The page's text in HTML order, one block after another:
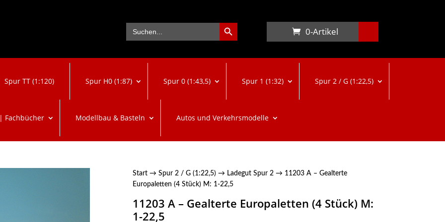
Search
for:
Search Button
0-Artikel
Spur TT (1:120) Spur H0 (1:87) Spur 0 (1:43,5) Spur 1 (1:32) Spur 2 / G (1:22,5)
Fachbücher Modellbau & Basteln Autos und Verkehrsmodelle
Start→ Spur 2 / G (1:22,5)→ Ladegut Spur 2→ 11203 A – Gealterte
Europaletten (4 Stück) M: 1-22,5
11203 A – Gealterte Europaletten (4 Stück) M:
1-22,5